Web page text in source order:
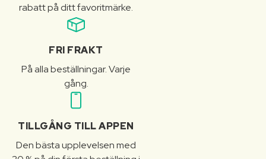
rabatt på ditt favoritmärke.
FRI FRAKT
På alla beställningar. Varje
gång.
TILLGÅNG TILL APPEN
Den bästa upplevelsen med